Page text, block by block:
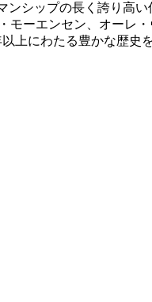
シップの長く誇り高
モーエンセン、オーレ
上にわたる豊かな歴史